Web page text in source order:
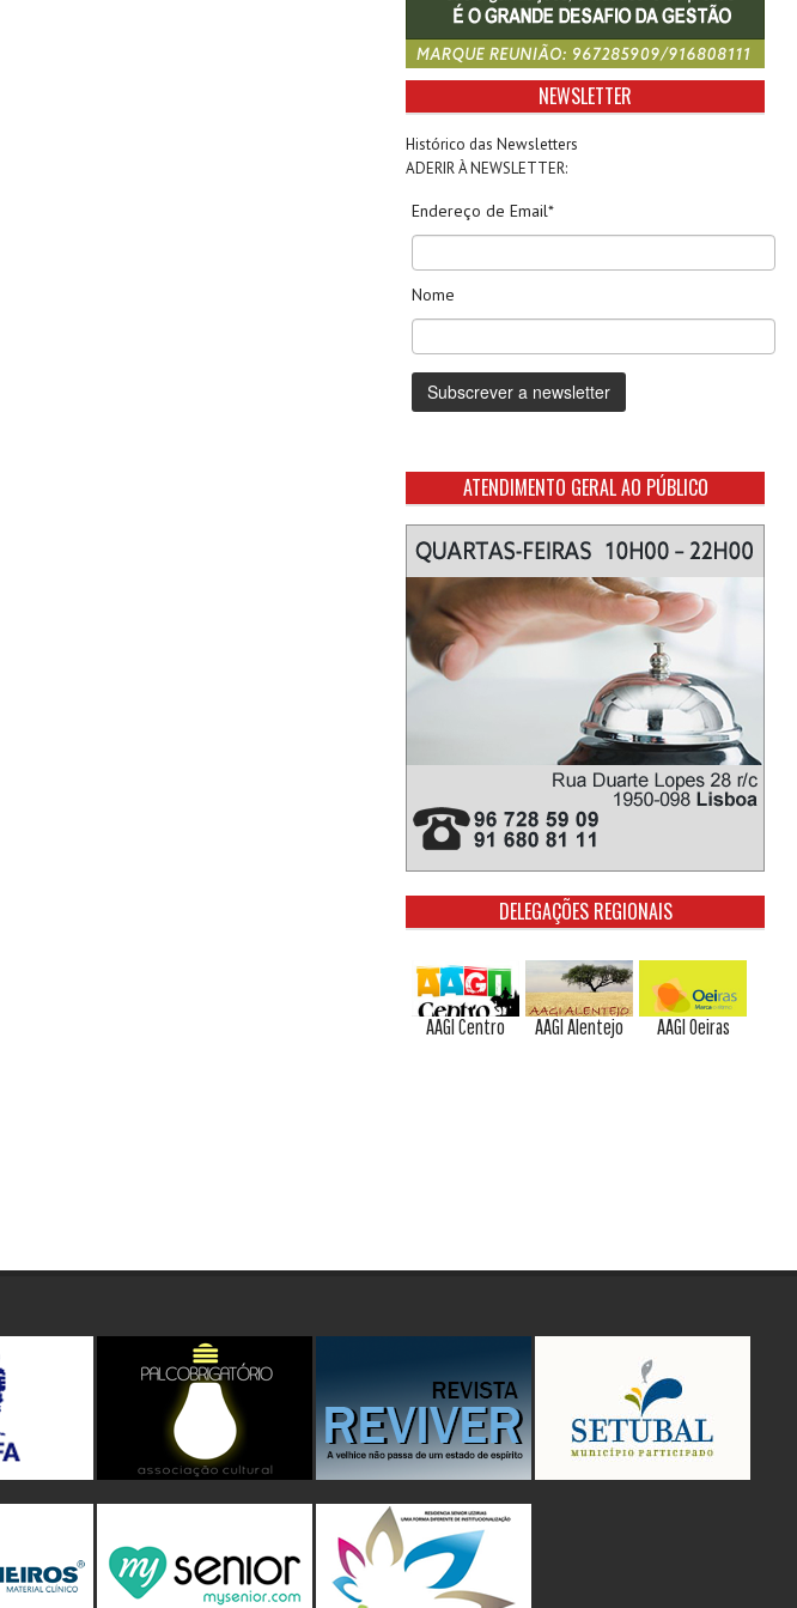
NEWSLETTER
Histórico das Newsletters
ADERIR À NEWSLETTER:
Endereço de Email*
Nome
ATENDIMENTO GERAL AO PÚBLICO
DELEGAÇÕES REGIONAIS
AAGI Centro AAGI Alentejo AAGI Oeiras